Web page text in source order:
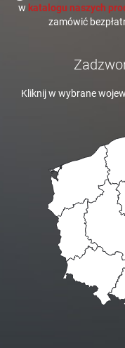
w katalogu naszych
zamówić
Kliknij w wybrane